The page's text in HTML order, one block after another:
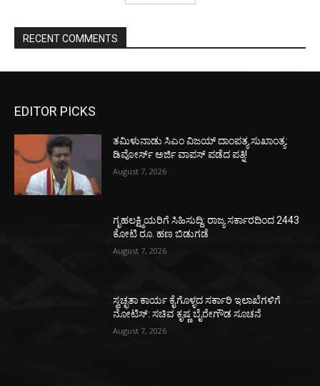
RECENT COMMENTS
EDITOR PICKS
ತಮಿಳುನಾಡು ಸಿಎಂ ವಿಜಯ್‌ ದಾಂಪತ್ಯ ಸುಖಾಂತ್ಯ:
ಡಿವೋರ್ಸ್‌ ಅರ್ಜಿ ವಾಪಸ್‌ ಪಡೆದ ಪತ್ನಿ!
August 7, 2026
ಗೃಹಲಕ್ಷ್ಮಿಯರಿಗೆ ಸಿಹಿಸುದ್ದಿ: ರಾಜ್ಯ ಸರ್ಕಾರದಿಂದ 2443
ಕೋಟಿ ರೂ. ಹಣ ಬಿಡುಗಡೆ
August 7, 2026
ಸ್ವಚ್ಛತಾ ಕಾರ್ಯ ಕೈಗೊಳ್ಳದ ಸರ್ಕಾರಿ ಇಲಾಖೆಗಳಿಗೆ
ನೋಟಿಸ್: ಸಚಿವ ಕೃಷ್ಣ ಬೈರೇಗೌಡ ಸೂಚನೆ
August 7, 2026